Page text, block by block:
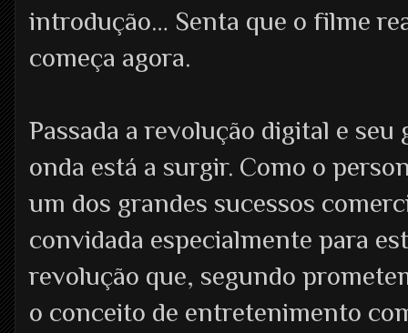
introdução… Senta que o filme
começa agora.
Passada a revolução digital e
onda está a surgir. Como o
um dos grandes sucessos
convidada especialmente para
revolução que, segundo
o conceito de entretenimento